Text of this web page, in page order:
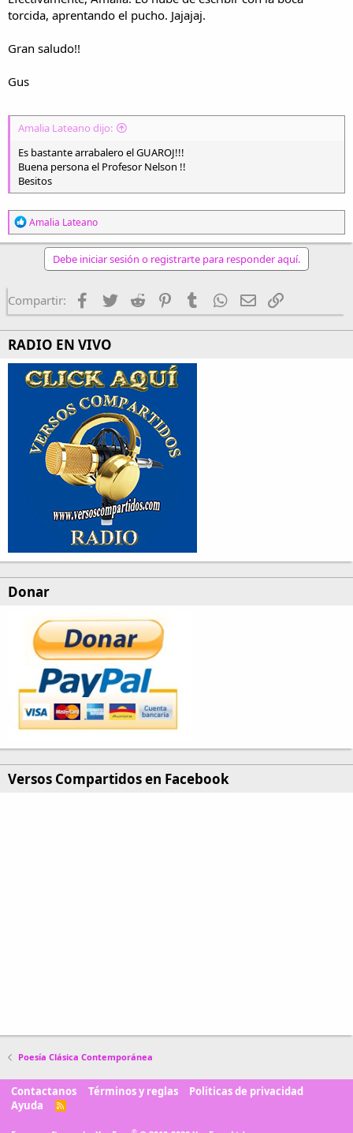
torcida, aprentando el pucho. Jajajaj.
Gran saludo!!
Gus
Amalia Lateano dijo:
Es bastante arrabalero el GUAROJ!!!
Buena persona el Profesor Nelson !!
Besitos
R
e
a
o
n
s
:
Amalia Lateano
Debe iniciar sesión o registrarte para responder aquí.
Compartir: Facebook
TwitterReddit PinterestTumblrWhatsApp
EmailEnlace
RADIO EN VIVO
Donar
Versos Compartidos en Facebook
Poesía Clásica Contemporánea
Contactanos Términos y reglas
Politicas de privacidad
Ayuda
R